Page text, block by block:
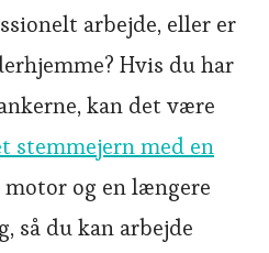
arbejde, eller er
Hvis du har
kan det være
stemmejern med en
motor og en længere
så du kan arbejde